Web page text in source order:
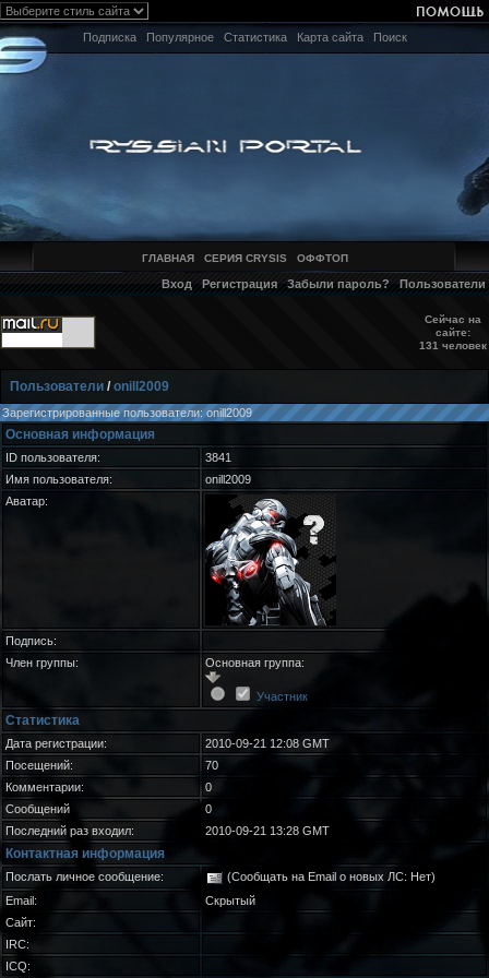
Подписка Популярное Статистика Карта сайта Поиск
ГЛАВНАЯ СЕРИЯ CRYSIS ОФФТОП
Вход Регистрация Забыли пароль? Пользователи
Сейчас на
сайте:
131 человек
Пользователи /onill2009
Зарегистрированные пользователи: onill2009
Основная информация
ID пользователя:
3841
Имя пользователя:
onill2009
Аватар:
Подпись:
Член группы:
Основная группа:
Участник
Статистика
Дата регистрации:
2010-09-21 12:08 GMT
Посещений:
70
Комментарии:
0
Сообщений
0
Последний раз входил:
2010-09-21 13:28 GMT
Контактная информация
Послать личное сообщение:
(Сообщать на Email о новых ЛС: Нет)
Email:
Скрытый
Сайт:
IRC:
ICQ: